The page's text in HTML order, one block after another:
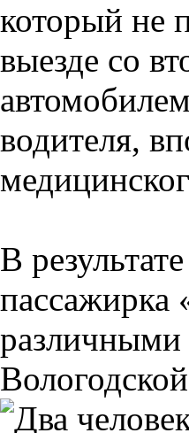
который не
выезде со
водителя,
В
пассажирка